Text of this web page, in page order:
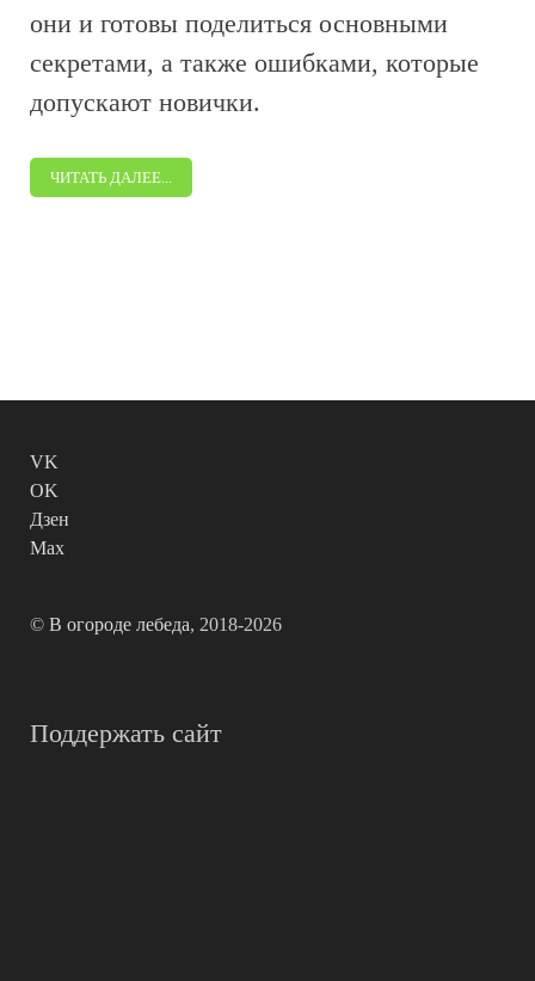
они и готовы поделиться основными
секретами, а также ошибками, которые
допускают новички.
ЧИТАТЬ ДАЛЕЕ...
VK
OK
Дзен
Max
© В огороде лебеда, 2018-2026
Поддержать сайт